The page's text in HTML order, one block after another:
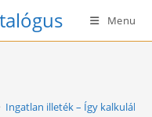
Menu
Ingatlan illeték – Így kalkulálj!